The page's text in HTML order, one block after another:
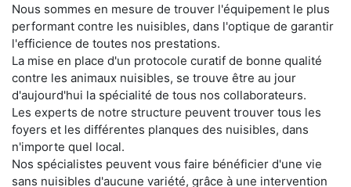
Nous sommes en mesure de trouver l'équipement le plus
performant contre les nuisibles, dans l'optique de garantir
l'efficience de toutes nos prestations.
La mise en place d'un protocole curatif de bonne qualité
contre les animaux nuisibles, se trouve être au jour
d'aujourd'hui la spécialité de tous nos collaborateurs.
Les experts de notre structure peuvent trouver tous les
foyers et les différentes planques des nuisibles, dans
n'importe quel local.
Nos spécialistes peuvent vous faire bénéficier d'une vie
sans nuisibles d'aucune variété, grâce à une intervention